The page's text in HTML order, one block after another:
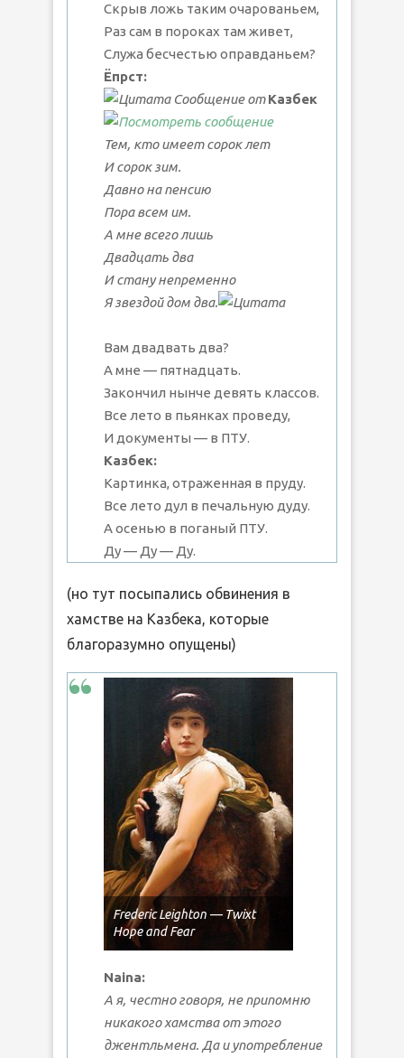
Скрыв ложь таким очарованьем,
Раз сам в пороках там живет,
Служа бесчестью оправданьем?
Ёпрст:
Сообщение отКазбек
Тем, кто имеет сорок лет
И сорок зим.
Давно на пенсию
Пора всем им.
А мне всего лишь
Двадцать два
И стану непременно
Я звездой дом два.
Вам двадвать два?
А мне — пятнадцать.
Закончил нынче девять классов.
Все лето в пьянках проведу,
И документы — в ПТУ.
Казбек:
Картинка, отраженная в пруду.
Все лето дул в печальную дуду.
А осенью в поганый ПТУ.
Ду — Ду — Ду.
(но тут посыпались обвинения в
хамстве на Казбека, которые
благоразумно опущены)
Frederic Leighton — Twixt
Hope and Fear
Naina:
А я, честно говоря, не припомню
никакого хамства от этого
джентльмена. Да и употребление